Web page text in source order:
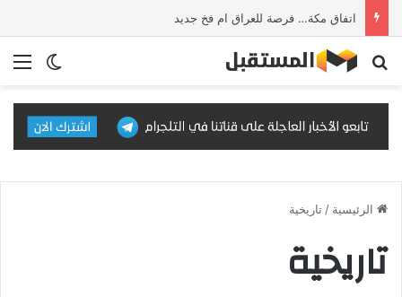
اتفاق مكة… فرصة للعراق ام فخ جديد
الوضع بحث عن
الرئيسية / تاريخية
تاريخية